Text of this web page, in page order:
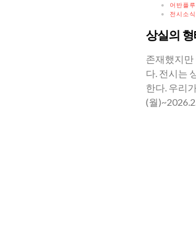
어반플
전시소식
상실의
존재했지만
다. 전시는
한다. 우리
(월